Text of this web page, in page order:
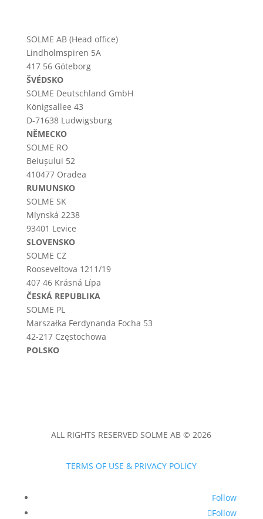
SOLME AB (Head office)
Lindholmspiren 5A
417 56 Göteborg
ŠVÉDSKO
SOLME Deutschland GmbH
Königsallee 43
D-71638 Ludwigsburg
NĚMECKO
SOLME RO
Beiușului 52
410477 Oradea
RUMUNSKO
SOLME SK
Mlynská 2238
93401 Levice
SLOVENSKO
SOLME CZ
Rooseveltova 1211/19
407 46 Krásná Lípa
ČESKÁ REPUBLIKA
SOLME PL
Marszałka Ferdynanda Focha 53
42-217 Częstochowa
POLSKO
ALL RIGHTS RESERVED SOLME AB © 2026
TERMS OF USE & PRIVACY POLICY
Follow
Follow